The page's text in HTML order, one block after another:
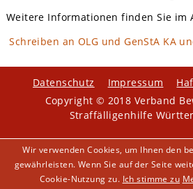
Weitere Informationen finden Sie im
Schreiben an OLG und GenStA KA
Datenschutz Impressum
Copyright © 2018 Verband
Straffälligenhilfe
Wir verwenden Cookies, um Ihnen den
gewährleisten. Wenn Sie auf der Seite
Cookie-Nutzung zu. Ich stimme zu